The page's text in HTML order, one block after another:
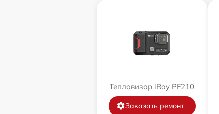
Тепловизор iRay PF210
Заказать ремонт